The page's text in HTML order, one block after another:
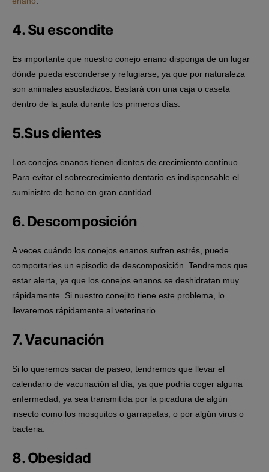
4. Su escondite
Es importante que nuestro conejo enano disponga de un lugar
dónde pueda esconderse y refugiarse, ya que por naturaleza
son animales asustadizos. Bastará con una caja o caseta
dentro de la jaula durante los primeros días.
5.Sus dientes
Los conejos enanos tienen dientes de crecimiento contínuo.
Para evitar el sobrecrecimiento dentario es indispensable el
suministro de heno en gran cantidad.
6. Descomposición
A veces cuándo los conejos enanos sufren estrés, puede
comportarles un episodio de descomposición. Tendremos que
estar alerta, ya que los conejos enanos se deshidratan muy
rápidamente. Si nuestro conejito tiene este problema, lo
llevaremos rápidamente al veterinario.
7. Vacunación
Si lo queremos sacar de paseo, tendremos que llevar el
calendario de vacunación al día, ya que podría coger alguna
enfermedad, ya sea transmitida por la picadura de algún
insecto como los mosquitos o garrapatas, o por algún virus o
bacteria.
8. Obesidad